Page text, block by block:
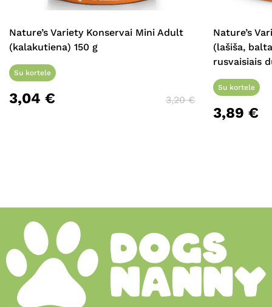
Nature’s Variety Konservai Mini Adult
(kalakutiena) 150 g
Su kortele
3,04 € 3,20€
Nature’s
(lašiša,
rusvaisiais
Su kortele
3,89 €